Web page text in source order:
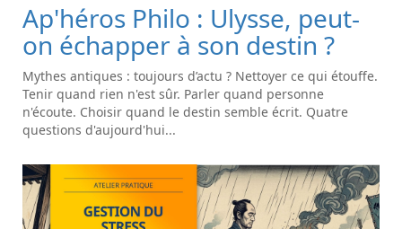
Ap'héros Philo : Ulysse, peut-
on échapper à son destin ?
Mythes antiques : toujours d’actu ? Nettoyer ce qui étouffe.
Tenir quand rien n'est sûr. Parler quand personne
n'écoute. Choisir quand le destin semble écrit. Quatre
questions d'aujourd'hui...